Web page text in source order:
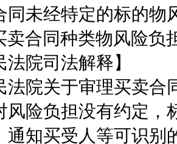
未经特定的标的物
卖合同种类物风险负
法院司法解释】
法院关于审理买卖
风险负担没有约定，
通知买受人等可识别